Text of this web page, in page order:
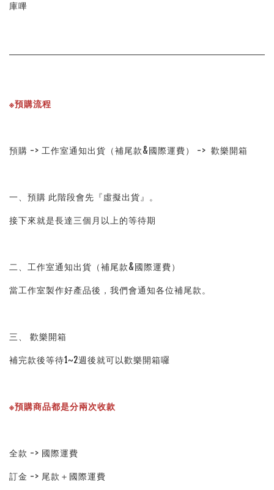
庫嗶
※預購流程
預購 -> 工作室通知出貨（補尾款&國際運費） -> 歡樂開箱
一、預購 此階段會先『虛擬出貨』。
接下來就是長達三個月以上的等待期
二、工作室通知出貨（補尾款&國際運費）
當工作室製作好產品後，我們會通知各位補尾款。
三、 歡樂開箱
補完款後等待1~2週後就可以歡樂開箱囉
※預購商品都是分兩次收款
全款 -> 國際運費
訂金 -> 尾款＋國際運費